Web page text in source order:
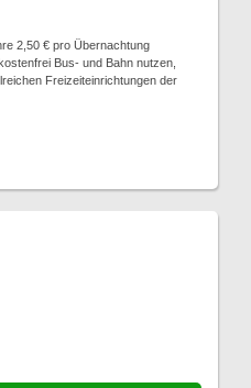
2,50 € pro Übernachtung
Bus- und Bahn nutzen,
Freizeiteinrichtungen der